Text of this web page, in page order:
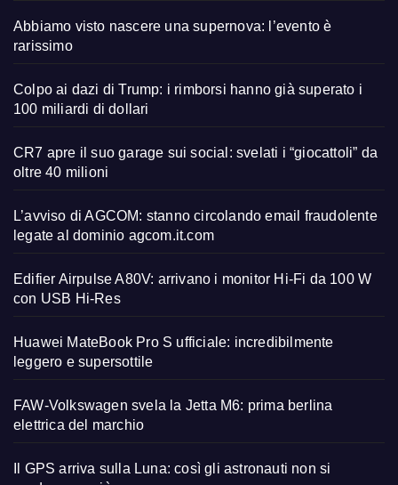
Abbiamo visto nascere una supernova: l’evento è
rarissimo
Colpo ai dazi di Trump: i rimborsi hanno già superato i
100 miliardi di dollari
CR7 apre il suo garage sui social: svelati i “giocattoli” da
oltre 40 milioni
L’avviso di AGCOM: stanno circolando email fraudolente
legate al dominio agcom.it.com
Edifier Airpulse A80V: arrivano i monitor Hi-Fi da 100 W
con USB Hi-Res
Huawei MateBook Pro S ufficiale: incredibilmente
leggero e supersottile
FAW-Volkswagen svela la Jetta M6: prima berlina
elettrica del marchio
Il GPS arriva sulla Luna: così gli astronauti non si